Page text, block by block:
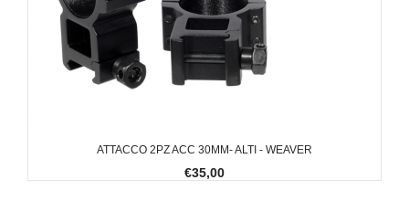
ATTACCO 2PZ ACC 30MM- ALTI - WEAVER
€35,00